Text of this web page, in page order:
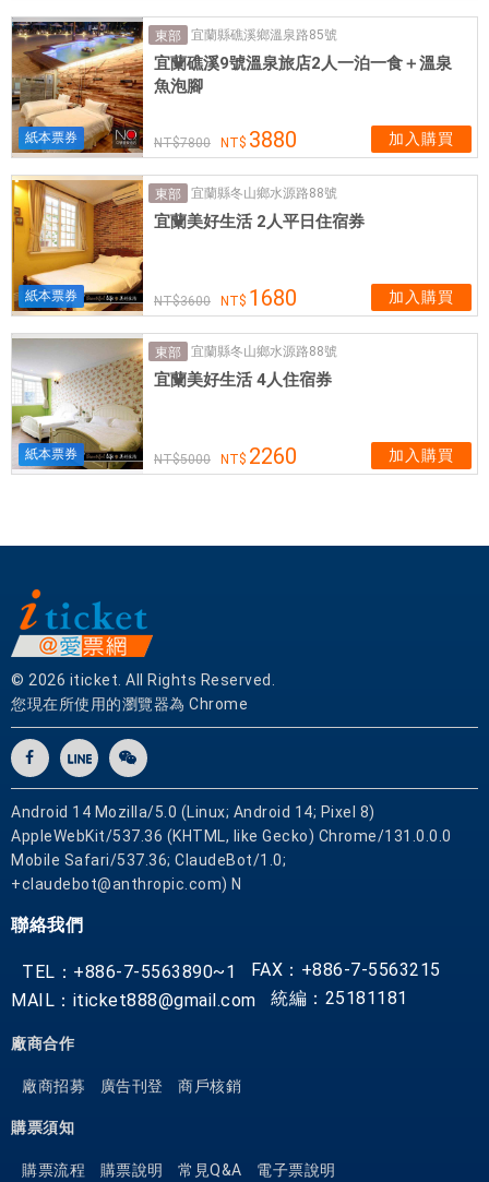
與
擺
設
，
手
孕
育
出
茵
。
莊
園
名
取
象
徵
中
古
歐
洲
小
鎮
散
的
古
典
，
願
紙本票券
東部 宜蘭縣礁溪鄉溫泉路85號
宜蘭礁溪9號溫泉旅店2人一泊一食＋溫泉
魚泡腳
7800 3880 加入購買
紙本票券
東部 宜蘭縣冬山鄉水源路88號
宜蘭美好生活 2人平日住宿券
3600 1680 加入購買
紙本票券
東部 宜蘭縣冬山鄉水源路88號
宜蘭美好生活 4人住宿券
5000 2260 加入購買
© 2026 iticket. All Rights Reserved.
您現在所使用的瀏覽器為 Chrome
Android 14 Mozilla/5.0 (Linux; Android 14; Pixel 8)
AppleWebKit/537.36 (KHTML, like Gecko) Chrome/131.0.0.0
Mobile Safari/537.36; ClaudeBot/1.0;
+claudebot@anthropic.com) N
聯絡我們
TEL：+886-7-5563890~1
FAX：+886-7-5563215
MAIL：iticket888@gmail.com
統編：25181181
廠商合作
廠商招募 廣告刊登 商戶核銷
購票須知
購票流程 購票說明 常見Q&A 電子票說明